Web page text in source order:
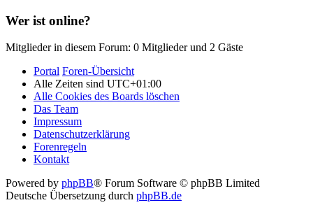
Wer ist online?
Mitglieder in diesem Forum: 0 Mitglieder und 2 Gäste
Portal Foren-Übersicht
Alle Zeiten sind UTC+01:00
Alle Cookies des Boards löschen
Das Team
Impressum
Datenschutzerklärung
Forenregeln
Kontakt
Powered by phpBB® Forum Software © phpBB Limited
Deutsche Übersetzung durch phpBB.de